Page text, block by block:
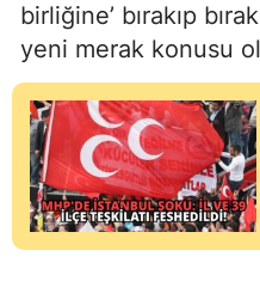
birliğine’ bırakıp
yeni merak konusu